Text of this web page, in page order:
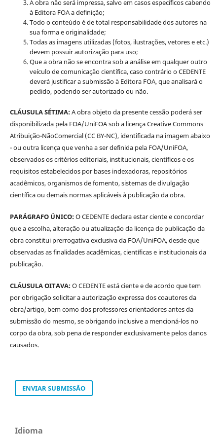
A obra não será impressa, salvo em casos específicos cabendo
à Editora FOA a definição;
Todo o conteúdo é de total responsabilidade dos autores na
sua forma e originalidade;
Todas as imagens utilizadas (fotos, ilustrações, vetores e etc.)
devem possuir autorização para uso;
Que a obra não se encontra sob a análise em qualquer outro
veículo de comunicação científica, caso contrário o CEDENTE
deverá justificar a submissão à Editora FOA, que analisará o
pedido, podendo ser autorizado ou não.
CLÁUSULA SÉTIMA:A obra objeto da presente cessão poderá ser
disponibilizada pela FOA/UniFOA sob a licença Creative Commons
Atribuição-NãoComercial (CC BY-NC), identificada na imagem abaixo
- ou outra licença que venha a ser definida pela FOA/UniFOA,
observados os critérios editoriais, institucionais, científicos e os
requisitos estabelecidos por bases indexadoras, repositórios
acadêmicos, organismos de fomento, sistemas de divulgação
científica ou demais normas aplicáveis à publicação da obra.
PARÁGRAFO ÚNICO:O CEDENTE declara estar ciente e concordar
que a escolha, alteração ou atualização da licença de publicação da
obra constitui prerrogativa exclusiva da FOA/UniFOA, desde que
observadas as finalidades acadêmicas, científicas e institucionais da
publicação.
CLÁUSULA OITAVA:O CEDENTE está ciente e de acordo que tem
por obrigação solicitar a autorização expressa dos coautores da
obra/artigo, bem como dos professores orientadores antes da
submissão do mesmo, se obrigando inclusive a mencioná-los no
corpo da obra, sob pena de responder exclusivamente pelos danos
causados.
ENVIAR SUBMISSÃO
Idioma